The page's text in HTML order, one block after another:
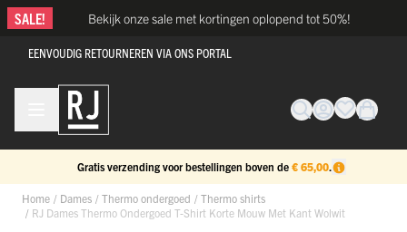
Ga naar de inhoud
SALE! Bekijk onze sale met kortingen oplopend tot 50%!
EENVOUDIG RETOURNEREN VIA ONS PORTAL
Gratis verzending voor bestellingen boven de € 65,00.
Home / Dames / Thermo ondergoed / Thermo shirts
/ RJ Dames Thermo Ondergoed T-Shirt Korte Mouw Met Kant Wolwit